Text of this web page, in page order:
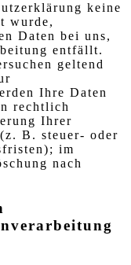
keine
wurde,
Daten bei uns,
entfällt.
geltend
Ihre Daten
rechtlich
Ihrer
B. steuer- oder
im
nach